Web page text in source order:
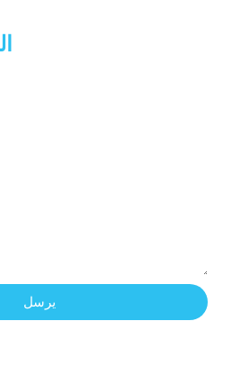
يرسل